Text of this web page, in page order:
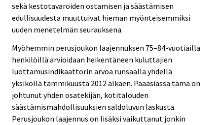
sekä kestotavaroiden ostamisen ja säästämisen
edullisuudesta muuttuivat hieman myönteisemmiksi
uuden menetelmän seurauksena.
Myöhemmin perusjoukon laajennuksen 75–84-vuotiailla
henkilöillä arvioidaan heikentäneen kuluttajien
luottamusindikaattorin arvoa runsaalla yhdellä
yksiköllä tammikuusta 2012 alkaen. Pääasiassa tämä on
johtunut yhden osatekijän, kotitalouden
säästämismahdollisuuksien saldoluvun laskusta.
Perusjoukon laajennus on lisäksi vaikuttanut jonkin